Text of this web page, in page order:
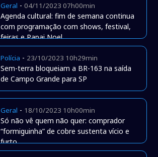
Geral -04/11/2023 07h00min
Agenda cultural: fim de semana continua
com programação com shows, festival,
feiras e Papai Noel
Polícia - 23/10/2023 10h29min
Sem-terra bloqueiam a BR-163 na saída
de Campo Grande para SP
Geral - 18/10/2023 10h00min
Só não vê quem não quer: comprador
“formiguinha” de cobre sustenta vício e
furto